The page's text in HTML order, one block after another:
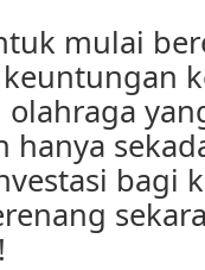
mulai
hanya
bagi